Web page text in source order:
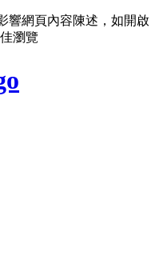
響網頁內容陳述，如開啟
瀏覽